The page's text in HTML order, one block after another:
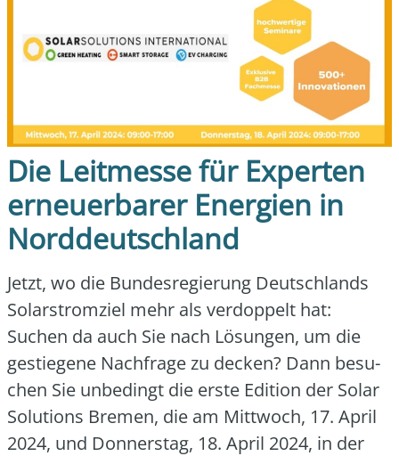
Die Leitmesse für Experten
erneuerbarer Energien in
Norddeutschland
Jetzt, wo die Bun­des­re­gie­rung Deutsch­lands
Solar­strom­ziel mehr als ver­dop­pelt hat:
Suchen da auch Sie nach Lösun­gen, um die
gestie­ge­ne Nach­fra­ge zu decken? Dann besu­
chen Sie unbe­dingt die ers­te Edi­ti­on der Solar
Solu­ti­ons Bre­men, die am Mitt­woch, 17. April
2024, und Don­ners­tag, 18. April 2024, in der